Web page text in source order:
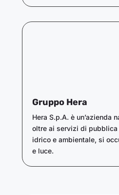
Gruppo Hera
Hera S.p.A. è un’azienda
oltre ai servizi di
idrico e ambientale, si
e luce.